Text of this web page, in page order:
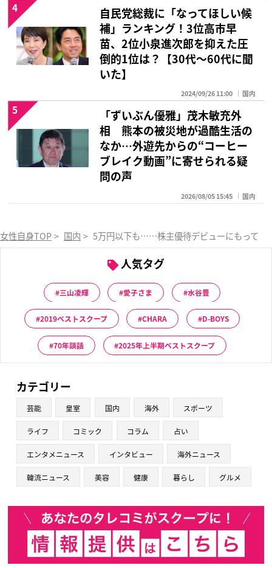
自民党総裁に「なってほしい候
補」ランキング！3位高市早
苗、2位小泉進次郎を抑えた圧
倒的1位は？【30代〜60代に聞
いた】
2024/09/26 11:00 国内
4
「ずいぶん優雅」茂木敏充外
相 熊本の被災地が過酷生活の
なか…外遊先からの“コーヒー
ブレイク動画”に寄せられる疑
問の声
2026/08/05 15:45 国内
5
女性自身TOP > 国内 > 5万円以下も……株主優待デビューにもってこ
人気タグ
三山凌輝 愛子さま 水谷豊
2019ベストスクープ CHARA D-BOYS
70年談話 2025年上半期ベストスクープ
カテゴリー
芸能 皇室 国内 海外 スポーツ
ライフ コミック コラム 占い
エンタメニュース インタビュー 海外ニュース
韓流ニュース 美容 健康 暮らし グルメ